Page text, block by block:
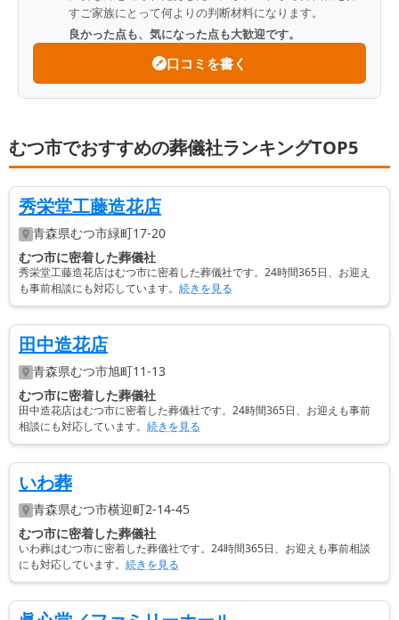
すご家族にとって何よりの判断材料になります。
良かった点も、気になった点も大歓迎です。
口コミを書く
むつ市でおすすめの葬儀社ランキングTOP5
秀栄堂工藤造花店
青森県むつ市緑町17-20
むつ市に密着した葬儀社
秀栄堂工藤造花店はむつ市に密着した葬儀社です。24時間365日、お迎え
も事前相談にも対応しています。 続きを見る
田中造花店
青森県むつ市旭町11-13
むつ市に密着した葬儀社
田中造花店はむつ市に密着した葬儀社です。24時間365日、お迎えも事前
相談にも対応しています。 続きを見る
いわ葬
青森県むつ市横迎町2-14-45
むつ市に密着した葬儀社
いわ葬はむつ市に密着した葬儀社です。24時間365日、お迎えも事前相談
にも対応しています。 続きを見る